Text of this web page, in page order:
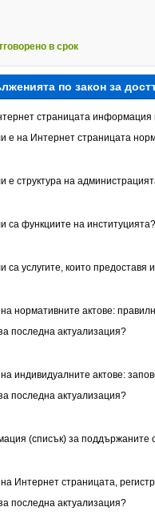
в срок
по закон за
страницата
е на Интернет страницата
е структура на
са функциите на институцията?
са услугите, които предоставя
нормативните актове:
последна актуализация?
индивидуалните актове:
последна актуализация?
(списък) за поддържаните
Интернет страницата,
последна актуализация?